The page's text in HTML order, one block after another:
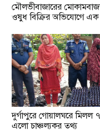
মৌলভীবাজারের
ওষুধ বিক্রির অভিযোগে
দুর্গাপুরে গোয়ালঘরে
এলো চাঞ্চল্যকর তথ্য